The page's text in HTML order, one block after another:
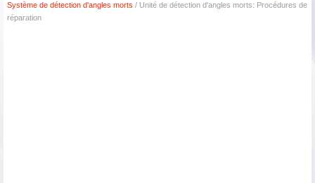
Système de détection d'angles morts / Unité de détection d'angles morts: Procédures de
réparation